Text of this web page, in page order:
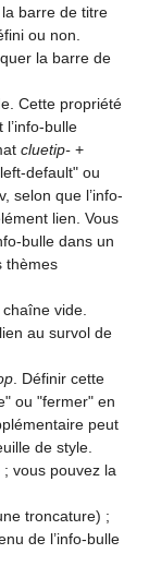
barre de titre
ou non.
la barre de
Cette propriété
bulle
cluetip-+
default" ou
selon que l’info-
lien. Vous
bulle dans un
thèmes
vide.
au survol de
. Définir cette
ou "fermer" en
peut
de style.
; vous pouvez la
troncature) ;
de l’info-bulle